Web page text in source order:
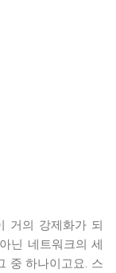
거의 강제화가 되
닌 네트워크의 세
중 하나이고요. 스